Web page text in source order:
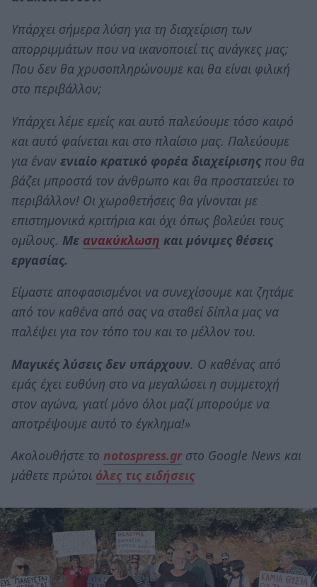
Υπάρχει σήμερα λύση για τη διαχείριση των
απορριμμάτων που να ικανοποιεί τις ανάγκες μας;
Που δεν θα χρυσοπληρώνουμε και θα είναι φιλική
στο περιβάλλον;
Υπάρχει λέμε εμείς και αυτό παλεύουμε τόσο καιρό
και αυτό φαίνεται και στο πλαίσιο μας. Παλεύουμε
για έναν ενιαίο κρατικό φορέα διαχείρισης που θα
βάζει μπροστά τον άνθρωπο και θα προστατεύει το
περιβάλλον! Οι χωροθετήσεις θα γίνονται με
επιστημονικά κριτήρια και όχι όπως βολεύει τους
ομίλους. Με ανακύκλωση και μόνιμες θέσεις
εργασίας.
Είμαστε αποφασισμένοι να συνεχίσουμε και ζητάμε
από τον καθένα από σας να σταθεί δίπλα μας να
παλέψει για τον τόπο του και το μέλλον του.
Μαγικές λύσεις δεν υπάρχουν. Ο καθένας από
εμάς έχει ευθύνη στο να μεγαλώσει η συμμετοχή
στον αγώνα, γιατί μόνο όλοι μαζί μπορούμε να
αποτρέψουμε αυτό το έγκλημα!»
Ακολουθήστε το notospress.grστο Google News και
μάθετε πρώτοι όλες τις ειδήσεις